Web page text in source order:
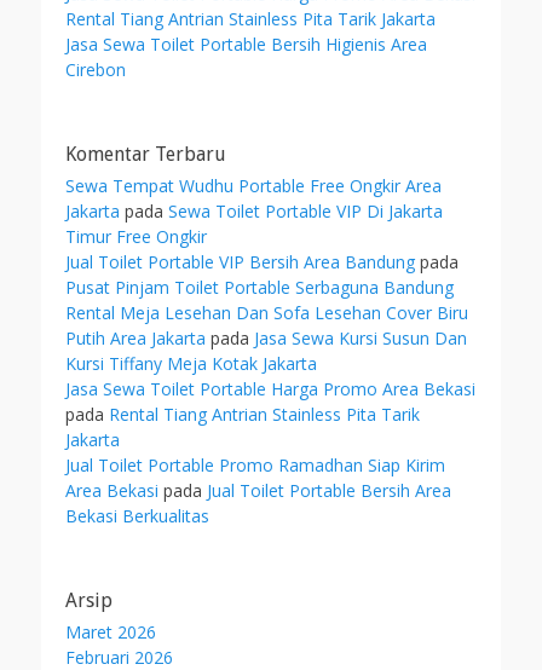
Rental Tiang Antrian Stainless Pita Tarik Jakarta
Jasa Sewa Toilet Portable Bersih Higienis Area
Cirebon
Komentar Terbaru
Sewa Tempat Wudhu Portable Free Ongkir Area
Jakarta pada Sewa Toilet Portable VIP Di Jakarta
Timur Free Ongkir
Jual Toilet Portable VIP Bersih Area Bandung pada
Pusat Pinjam Toilet Portable Serbaguna Bandung
Rental Meja Lesehan Dan Sofa Lesehan Cover Biru
Putih Area Jakarta pada Jasa Sewa Kursi Susun Dan
Kursi Tiffany Meja Kotak Jakarta
Jasa Sewa Toilet Portable Harga Promo Area Bekasi
pada Rental Tiang Antrian Stainless Pita Tarik
Jakarta
Jual Toilet Portable Promo Ramadhan Siap Kirim
Area Bekasi pada Jual Toilet Portable Bersih Area
Bekasi Berkualitas
Arsip
Maret 2026
Februari 2026